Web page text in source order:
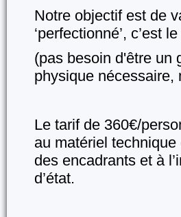
Notre objectif est de
‘perfectionné’, c’est
(pas besoin d'être un
physique nécessaire,
Le tarif de 360€/
au matériel
des encadrants et à
d’état.